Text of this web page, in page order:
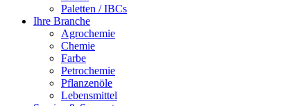
Paletten / IBCs
Ihre Branche
Agrochemie
Chemie
Farbe
Petrochemie
Pflanzenöle
Lebensmittel